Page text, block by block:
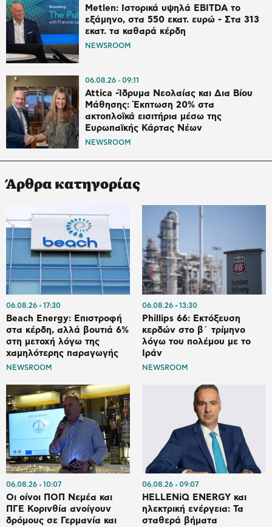
Metlen: Ιστορικά υψηλά EBITDA το
εξάμηνο, στα 550 εκατ. ευρώ - Στα 313
εκατ. τα καθαρά κέρδη
NEWSROOM
06.08.26 09:11
Attica -Ίδρυμα Νεολαίας και Δια Βίου
Μάθησης: Έκπτωση 20% στα
ακτοπλοϊκά εισιτήρια μέσω της
Ευρωπαϊκής Κάρτας Νέων
NEWSROOM
Άρθρα κατηγορίας
06.08.26 17:30
Beach Energy: Επιστροφή
στα κέρδη, αλλά βουτιά 6%
στη μετοχή λόγω της
χαμηλότερης παραγωγής
NEWSROOM
06.08.26 13:30
Phillips 66: Εκτόξευση
κερδών στο β΄ τρίμηνο
λόγω του πολέμου με το
Ιράν
NEWSROOM
06.08.26 10:07
Οι οίνοι ΠΟΠ Νεμέα και
ΠΓΕ Κορινθία ανοίγουν
δρόμους σε Γερμανία και
06.08.26 09:07
HELLENiQ ENERGY και
ηλεκτρική ενέργεια: Τα
σταθερά βήματα